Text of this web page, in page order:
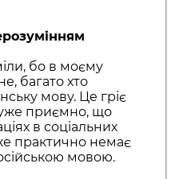
бо в моєму
багато хто
мову. Це гріє
приємно, що
в соціальних
практично немає
мовою.